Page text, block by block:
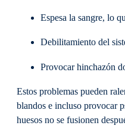
Espesa la sangre, lo
Debilitamiento del
Provocar hinchazón
Estos problemas pueden
blandos e incluso provocar
huesos no se fusionen